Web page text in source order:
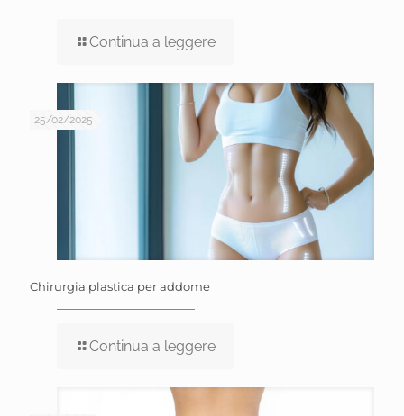
Continua a leggere
25/02/2025
Chirurgia plastica per addome
Continua a leggere